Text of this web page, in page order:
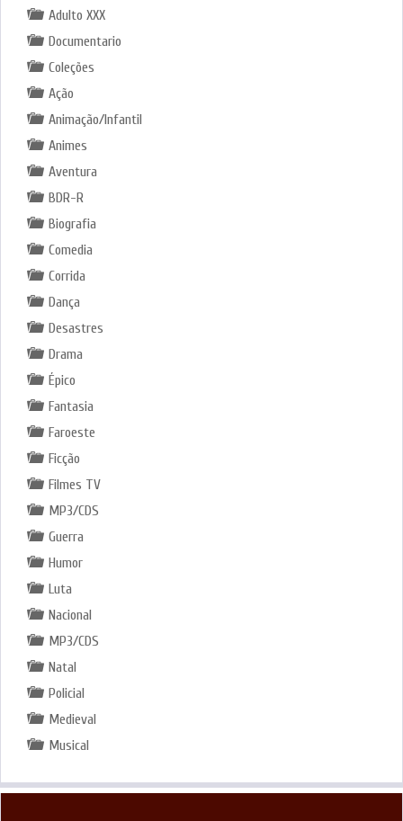
Adulto XXX
Documentario
Coleções
Ação
Animação/Infantil
Animes
Aventura
BDR-R
Biografia
Comedia
Corrida
Dança
Desastres
Drama
Épico
Fantasia
Faroeste
Ficção
Filmes TV
MP3/CDS
Guerra
Humor
Luta
Nacional
MP3/CDS
Natal
Policial
Medieval
Musical